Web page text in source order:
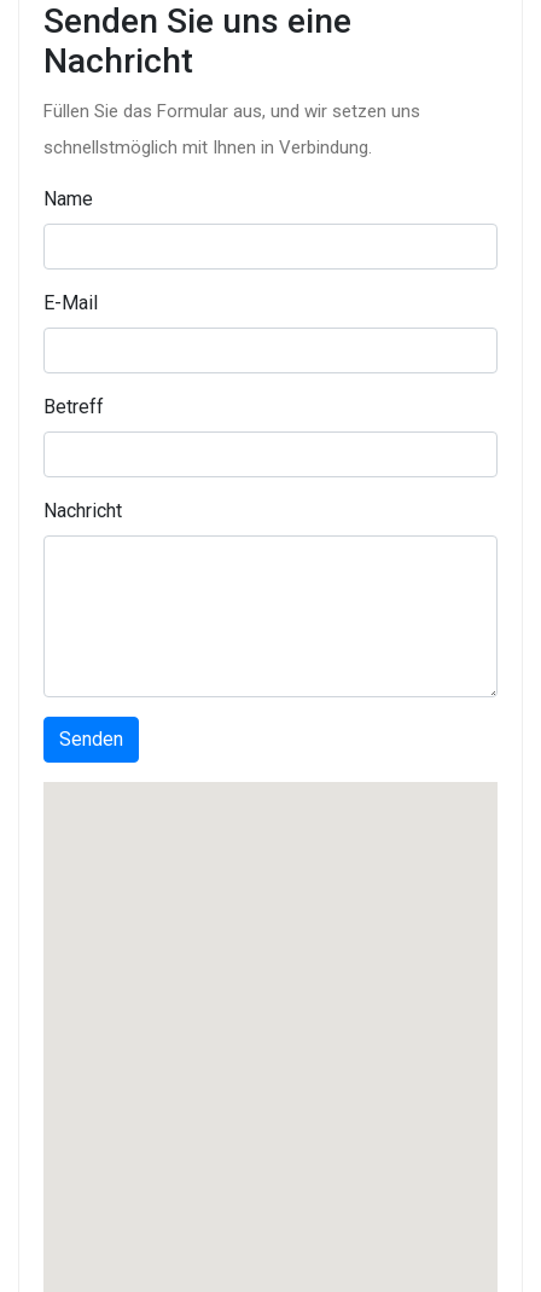
Senden Sie uns eine
Nachricht
Füllen Sie das Formular aus, und wir setzen uns
schnellstmöglich mit Ihnen in Verbindung.
Name
E-Mail
Betreff
Nachricht
Senden